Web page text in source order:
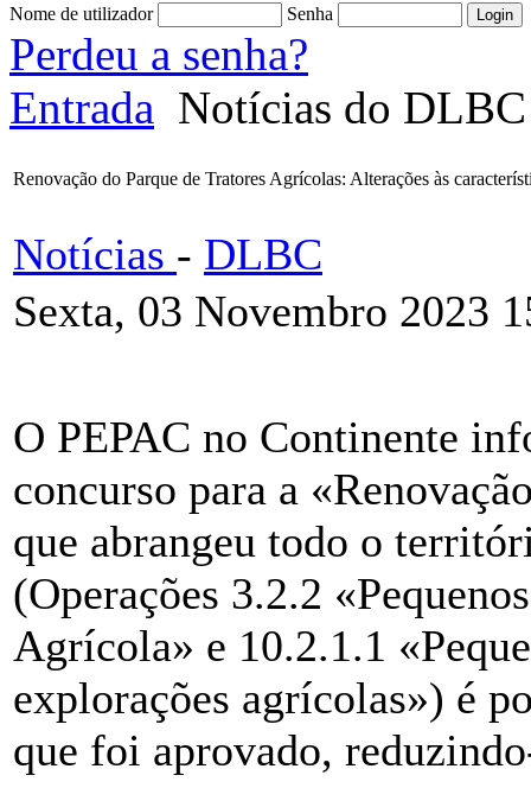
Nome de utilizador Senha
Perdeu a senha?
Entrada Notícias do DLBC
Renovação do Parque de Tratores Agrícolas: Alterações às
Notícias - DLBC
Sexta, 03 Novembro 2023
O PEPAC no Continente
concurso para a
que abrangeu todo o
(Operações 3.2.2
Agrícola» e 10.2.1.1
explorações agrícolas») é
que foi aprovado,